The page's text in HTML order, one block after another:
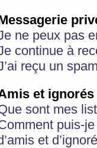
ne peux pas
continue à
reçu un
et ignorés
sont mes
puis-
et